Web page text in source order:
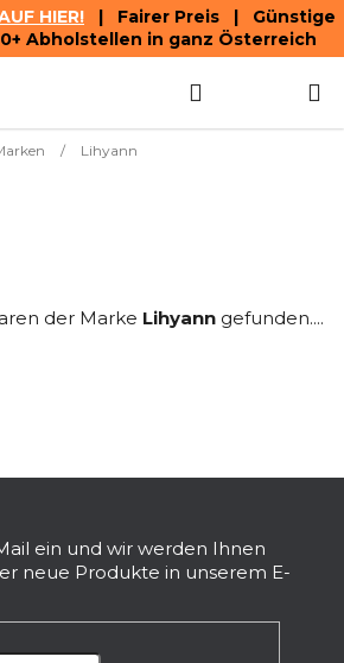
HIER! | Fairer Preis | Günstige
Abholstellen in ganz Österreich
/ Lihyann
der Marke Lihyann gefunden....
ein und wir werden Ihnen
neue Produkte in unserem E-